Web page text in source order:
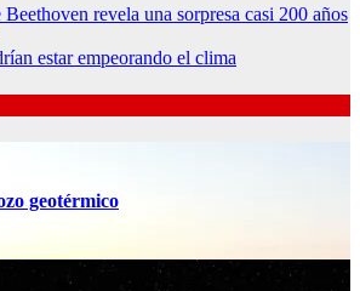
revela una sorpresa casi 200 años
estar empeorando el clima
geotérmico